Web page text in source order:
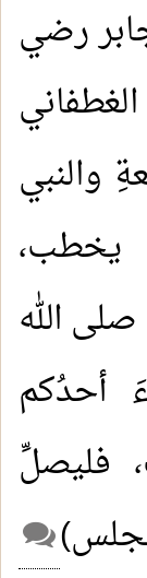
رضي
والنبي
يخطب،
الله
أحدُكم
فليصلِّ